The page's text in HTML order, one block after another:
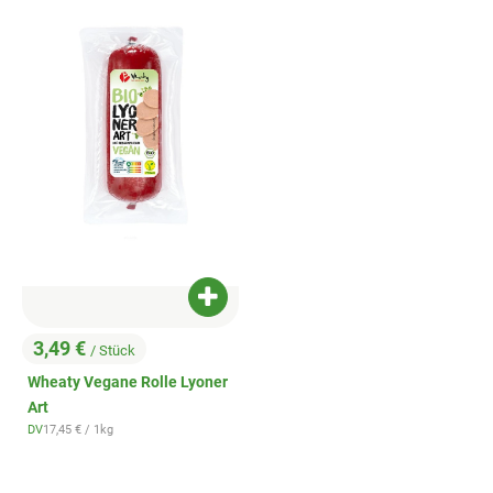
, Preis:
3,49 € / Stück
Wheaty Vegane Rolle Lyoner
Art
, Herkunft:
DV, Referenzpreis:
17,45 € / 1kg
Produkt zum Warenkorb hinzufügen